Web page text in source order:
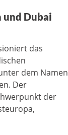
und Dubai
das
dem Namen
Der
der